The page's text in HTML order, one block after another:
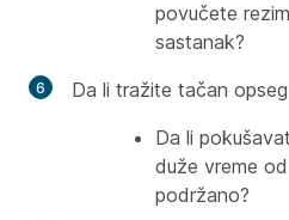
povučete
sastanak?
Da li tražite tačan
Da li
duže vreme
podržano?